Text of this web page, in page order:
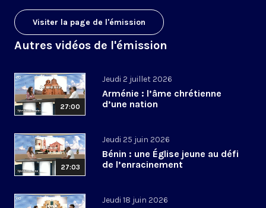
Visiter la page de l'émission
Autres vidéos de l'émission
27:00
Jeudi 2 juillet 2026
Arménie : l’âme chrétienne
d’une nation
27:03
Jeudi 25 juin 2026
Bénin : une Église jeune au défi
de l’enracinement
Jeudi 18 juin 2026